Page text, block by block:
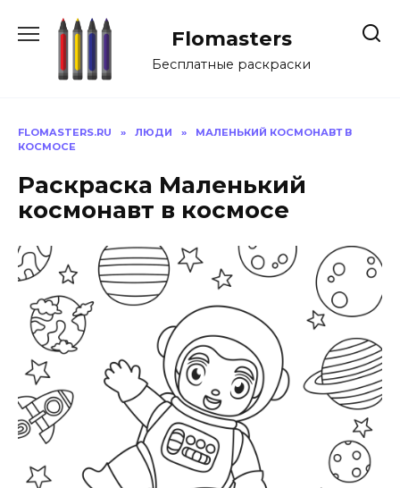
Flomasters
Бесплатные раскраски
FLOMASTERS.RU » ЛЮДИ »
МАЛЕНЬКИЙ КОСМОНАВТ В
КОСМОСЕ
Раскраска Маленький
космонавт в космосе